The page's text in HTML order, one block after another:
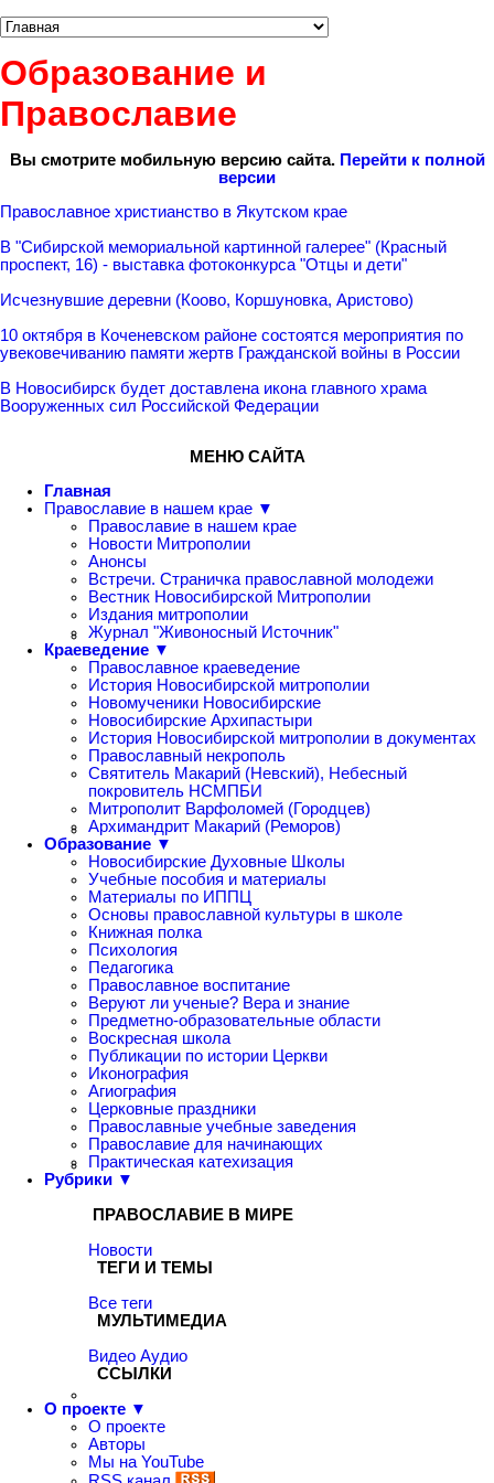
Образование и
Православие
Вы смотрите мобильную версию сайта. Перейти к полной
версии
Православное христианство в Якутском крае
В "Сибирской мемориальной картинной галерее" (Красный
проспект, 16) - выставка фотоконкурса "Отцы и дети"
Исчезнувшие деревни (Коово, Коршуновка, Аристово)
10 октября в Коченевском районе состоятся мероприятия по
увековечиванию памяти жертв Гражданской войны в России
В Новосибирск будет доставлена икона главного храма
Вооруженных сил Российской Федерации
МЕНЮ САЙТА
Главная
Православие в нашем крае ▼
Православие в нашем крае
Новости Митрополии
Анонсы
Встречи. Страничка православной молодежи
Вестник Новосибирской Митрополии
Издания митрополии
Журнал "Живоносный Источник"
Краеведение ▼
Православное краеведение
История Новосибирской митрополии
Новомученики Новосибирские
Новосибирские Архипастыри
История Новосибирской митрополии в документах
Православный некрополь
Святитель Макарий (Невский), Небесный
покровитель НСМПБИ
Митрополит Варфоломей (Городцев)
Архимандрит Макарий (Реморов)
Образование ▼
Новосибирские Духовные Школы
Учебные пособия и материалы
Материалы по ИППЦ
Основы православной культуры в школе
Книжная полка
Психология
Педагогика
Православное воспитание
Веруют ли ученые? Вера и знание
Предметно-образовательные области
Воскресная школа
Публикации по истории Церкви
Иконография
Агиография
Церковные праздники
Православные учебные заведения
Православие для начинающих
Практическая катехизация
Рубрики ▼
ПРАВОСЛАВИЕ В МИРЕ
Новости
ТЕГИ И ТЕМЫ
Все теги
МУЛЬТИМЕДИА
Видео Аудио
ССЫЛКИ
О проекте ▼
О проекте
Авторы
Мы на YouTube